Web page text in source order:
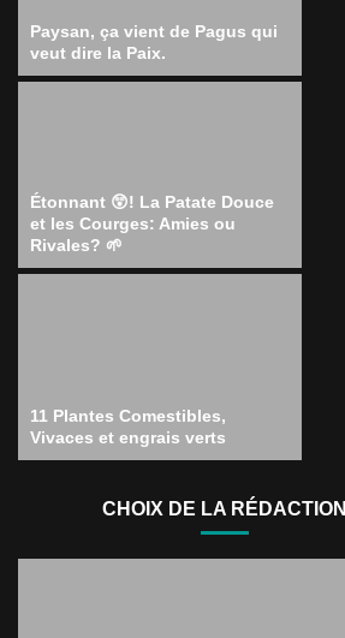
Paysan, ça vient de Pagus qui
veut dire la Paix.
Étonnant 😲! La Patate Douce
et les Courges: Amies ou
Rivales? 🌱
11 Plantes Comestibles,
Vivaces et engrais verts
CHOIX DE LA RÉDACTION